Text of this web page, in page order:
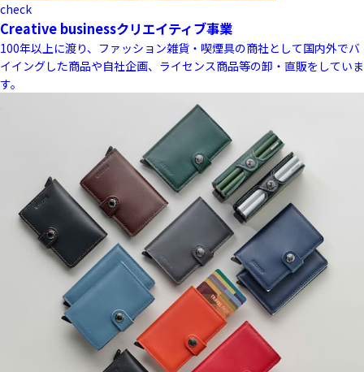
check
Creative businessクリエイティブ事業
100年以上に渡り、ファッション雑貨・喫煙具の商社として国内外でバ
イイングした商品や自社企画、ライセンス商品等の卸・直販をしていま
す。